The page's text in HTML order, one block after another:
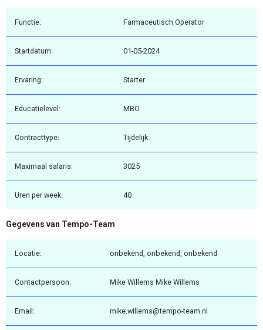
Functie: Farmaceutisch Operator
Startdatum: 01-05-2024
Ervaring: Starter
Educatielevel: MBO
Contracttype: Tijdelijk
Maximaal salaris: 3025
Uren per week: 40
Gegevens van Tempo-Team
Locatie: onbekend, onbekend, onbekend
Contactpersoon: Mike Willems Mike Willems
Email: mike.willems@tempo-team.nl